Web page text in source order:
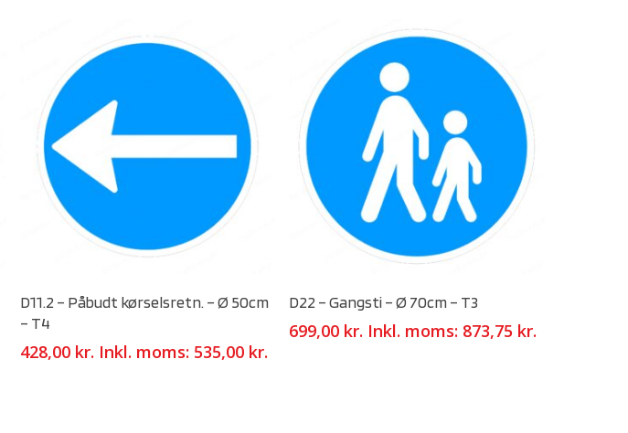
D11.2 – Påbudt kørselsretn. – Ø 50cm
– T4
428,00 kr. Inkl. moms: 535,00 kr.
D22 – Gangsti – Ø 70cm – T3
699,00 kr. Inkl. moms: 873,75 kr.